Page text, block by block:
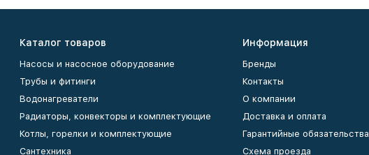
Каталог товаров
Насосы и насосное оборудование
Трубы и фитинги
Водонагреватели
Радиаторы, конвекторы и комплектующие
Котлы, горелки и комплектующие
Сантехника
Информация
Бренды
Контакты
О компании
Доставка и оплата
Гарантийные обязательства
Схема проезда